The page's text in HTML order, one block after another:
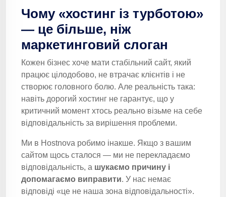
Чому «хостинг із турботою»
— це більше, ніж
маркетинговий слоган
Кожен бізнес хоче мати стабільний сайт, який
працює цілодобово, не втрачає клієнтів і не
створює головного болю. Але реальність така:
навіть дорогий хостинг не гарантує, що у
критичний момент хтось реально візьме на себе
відповідальність за вирішення проблеми.
Ми в Hostnova робимо інакше. Якщо з вашим
сайтом щось сталося — ми не перекладаємо
відповідальність, а шукаємо причину і
допомагаємо виправити. У нас немає
відповіді «це не наша зона відповідальності».